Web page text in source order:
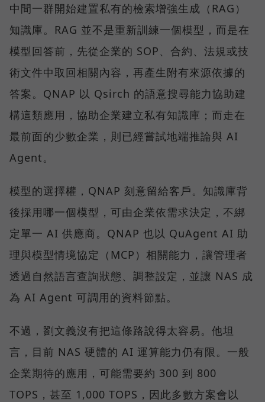
中間一群開始建置私有的檢索增強生成（RAG）
知識庫。RAG 並不是重新訓練一個模型，而是在
模型回答前，先從企業的 SOP、合約、法規或技
術文件中取回相關內容，再產生附有來源依據的
答案。QNAP 以 Qsirch 的語意搜尋能力協助建
構這類應用，協助企業建立私有知識庫；而走在
最前面的少數企業，則已經嘗試地端推論與 AI
Agent。
模型的選擇權，QNAP 刻意留給客戶。知識庫背
後採用哪一個模型，可由企業依需求決定，不綁
定單一 AI 供應商。QNAP 也以 QuAgent AI 助
理與模型情境協定（MCP）相關能力，讓管理者
透過自然語言查詢狀態、調整設定，並讓 NAS 成
為 AI Agent 可調用的資料節點。
不過，劉文義沒有把這條路說得太容易。他坦
言，目前 NAS 硬體的 AI 運算能力仍有限。一般
企業期待的應用，可能需要約 300 到 800
TOPS，甚至 1,000 TOPS，因此多數方案會以